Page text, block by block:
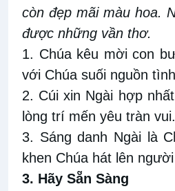
còn đẹp mãi màu hoa.
được những vần thơ.
1. Chúa kêu mời con
với Chúa suối nguồn
2. Cúi xin Ngài hợp
lòng trí mến yêu tràn vui.
3. Sáng danh Ngài là
khen Chúa hát lên
3. Hãy Sẵn Sàng